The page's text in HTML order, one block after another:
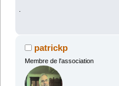
.
patrickp
Membre de l'association